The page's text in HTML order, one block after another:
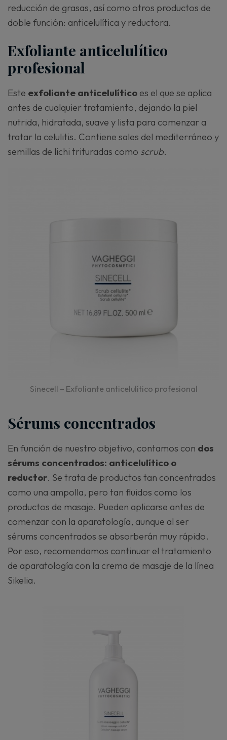
reducción de grasas, así como otros productos de
doble función: anticelulítica y reductora.
Exfoliante anticelulítico
profesional
Este exfoliante anticelulítico es el que se aplica
antes de cualquier tratamiento, dejando la piel
nutrida, hidratada, suave y lista para comenzar a
tratar la celulitis. Contiene sales del mediterráneo y
semillas de lichi trituradas como scrub.
Sinecell – Exfoliante anticelulítico profesional
Sérums concentrados
En función de nuestro objetivo, contamos con dos
sérums concentrados: anticelulítico o
reductor. Se trata de productos tan concentrados
como una ampolla, pero tan fluidos como los
productos de masaje. Pueden aplicarse antes de
comenzar con la aparatología, aunque al ser
sérums concentrados se absorberán muy rápido.
Por eso, recomendamos continuar el tratamiento
de aparatología con la crema de masaje de la línea
Sikelia.